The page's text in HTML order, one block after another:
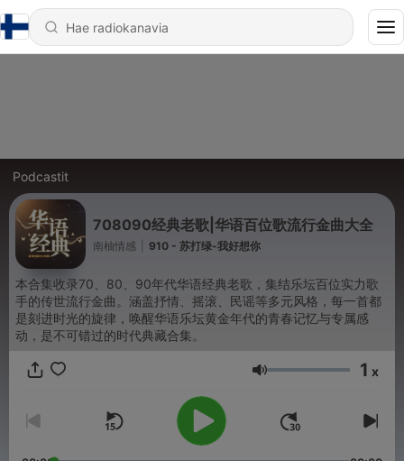
Podcastit
708090经典老歌|华语百位歌流行金曲大全
南柚情感 910 - 苏打绿-我好想你
本合集收录70、80、90年代华语经典老歌，集结乐坛百位实力歌
手的传世流行金曲。涵盖抒情、摇滚、民谣等多元风格，每一首都
是刻进时光的旋律，唤醒华语乐坛黄金年代的青春记忆与专属感
动，是不可错过的时代典藏合集。
Äänenvoimakkuus
1 x